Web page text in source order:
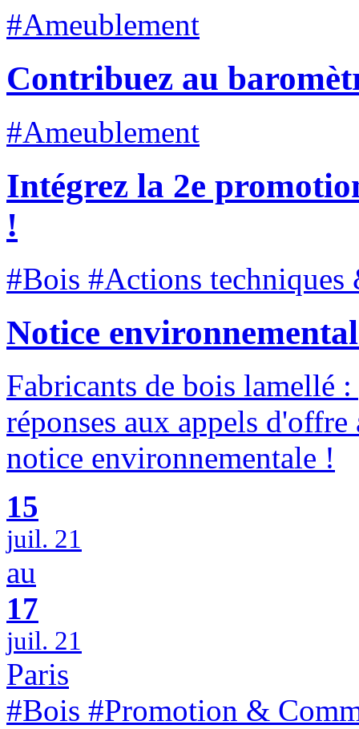
#Ameublement
Contribuez au
#Ameublement
Intégrez la 2e
!
#Bois #Actions techniques
Notice
Fabricants de bois lamellé
réponses aux appels
notice environnementale !
15
juil. 21
au
17
juil. 21
Paris
#Bois #Promotion &